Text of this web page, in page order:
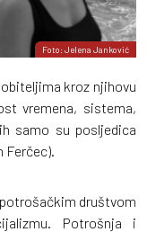
Foto: Jelena Janković
kroz njihovu
vremena, sistema,
samo su posljedica
Ferčec).
društvom
Potrošnja i